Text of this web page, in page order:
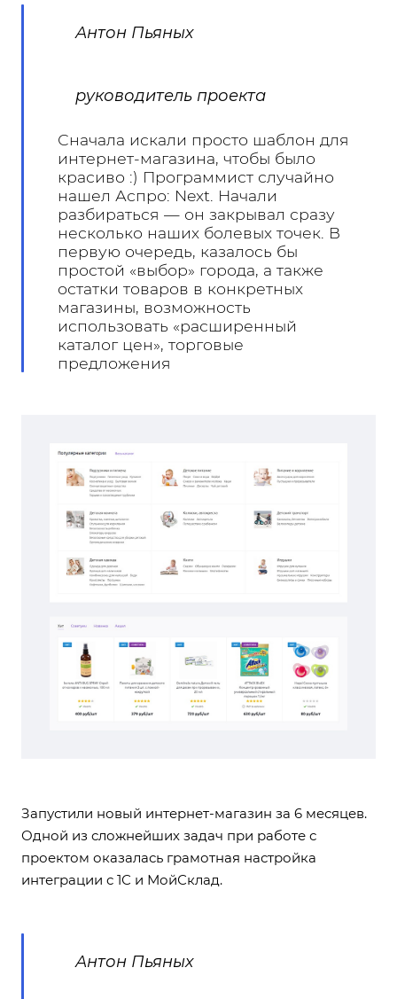
Антон Пьяных
руководитель проекта
Сначала искали просто шаблон для
интернет-магазина, чтобы было
красиво :) Программист случайно
нашел Аспро: Next. Начали
разбираться — он закрывал сразу
несколько наших болевых точек. В
первую очередь, казалось бы
простой «выбор» города, а также
остатки товаров в конкретных
магазины, возможность
использовать «расширенный
каталог цен», торговые
предложения
Запустили новый интернет-магазин за 6 месяцев.
Одной из сложнейших задач при работе с
проектом оказалась грамотная настройка
интеграции с 1С и МойСклад.
Антон Пьяных